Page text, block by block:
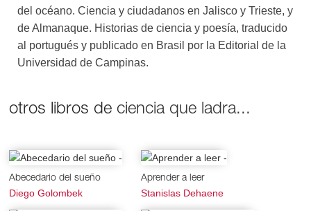
del océano. Ciencia y ciudadanos en Jalisco y Trieste, y
de Almanaque. Historias de ciencia y poesía, traducido
al portugués y publicado en Brasil por la Editorial de la
Universidad de Campinas.
otros libros deciencia que ladra...
Abecedario del sueño
Diego Golombek
Aprender a leer
Stanislas Dehaene